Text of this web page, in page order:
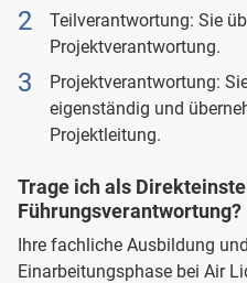
Teilverantwortung: Sie
Projektverantwortung.
Projektverantwortung:
eigenständig und
Projektleitung.
Trage ich als
Führungsverantwortung?
Ihre fachliche Ausbildung
Einarbeitungsphase bei Air